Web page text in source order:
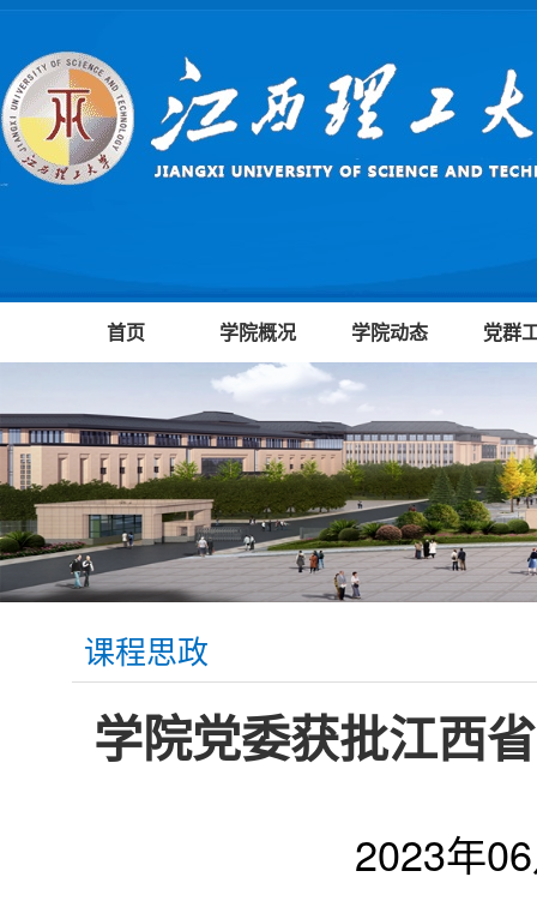
首页 学院概况 学院动态 党群
课程思政
学院党委获批江西
2023年